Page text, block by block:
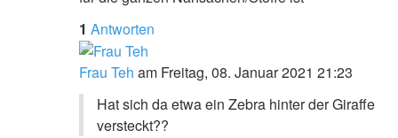
1 Antworten
Frau Teh am Freitag, 08. Januar 2021 21:23
Hat sich da etwa ein Zebra hinter der Giraffe
versteckt??